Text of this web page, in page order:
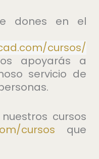
dones en el
cursos/
apoyarás a
servicio de
cursos
cursos⁠ que